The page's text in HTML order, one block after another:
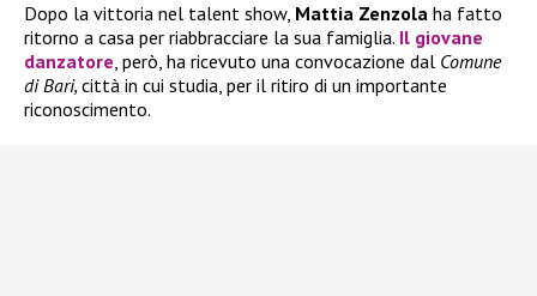
Dopo la vittoria nel talent show, Mattia Zenzola ha fatto
ritorno a casa per riabbracciare la sua famiglia. Il giovane
danzatore, però, ha ricevuto una convocazione dal Comune
di Bari, città in cui studia, per il ritiro di un importante
riconoscimento.